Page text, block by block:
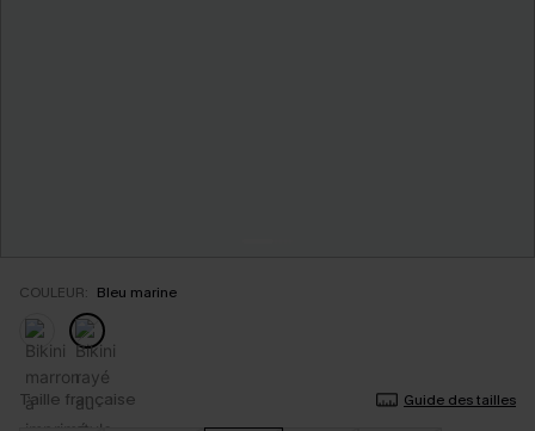
COULEUR: Bleu marine
Taille française Guide des tailles